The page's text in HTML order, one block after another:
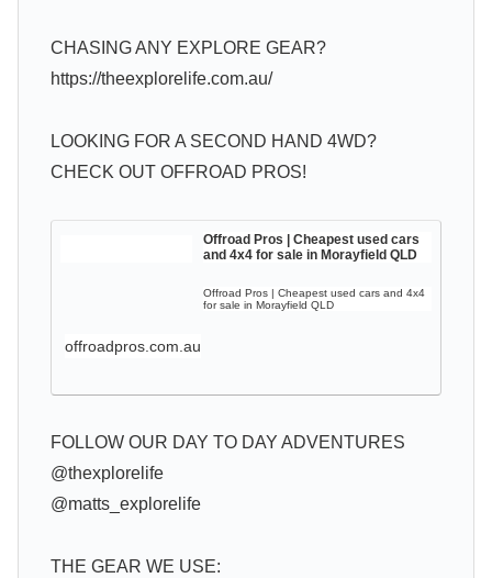
CHASING ANY EXPLORE GEAR?
https://theexplorelife.com.au/
LOOKING FOR A SECOND HAND 4WD?
CHECK OUT OFFROAD PROS!
Offroad Pros | Cheapest used cars
and 4x4 for sale in Morayfield QLD
Offroad Pros | Cheapest used cars and 4x4
for sale in Morayfield QLD
offroadpros.com.au
FOLLOW OUR DAY TO DAY ADVENTURES
@thexplorelife
@matts_explorelife
THE GEAR WE USE: